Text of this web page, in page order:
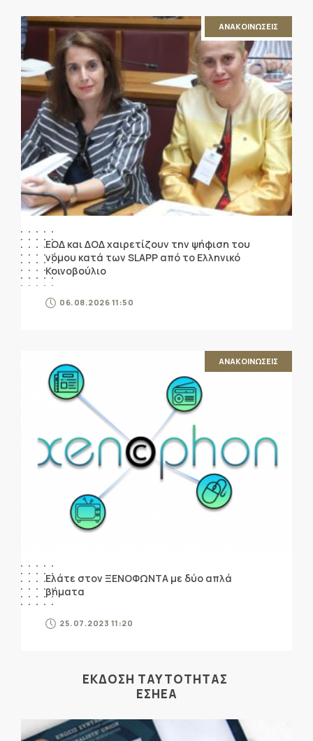
ΑΝΑΚΟΙΝΩΣΕΙΣ
ΕΟΔ και ΔΟΔ χαιρετίζουν την ψήφιση του
νόμου κατά των SLAPP από το Ελληνικό
Κοινοβούλιο
06.08.2026 11:50
ΑΝΑΚΟΙΝΩΣΕΙΣ
Ελάτε στον ΞΕΝΟΦΩΝΤΑ με δύο απλά
βήματα
25.07.2023 11:20
ΕΚΔΟΣΗ ΤΑΥΤΟΤΗΤΑΣ
ΕΣΗΕΑ